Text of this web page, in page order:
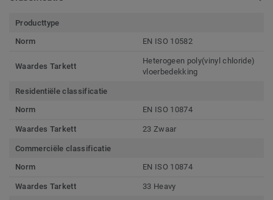
Producttype
Norm
EN ISO 10582
Waardes Tarkett
Heterogeen poly(vinyl chloride)
vloerbedekking
Residentiële classificatie
Norm
EN ISO 10874
Waardes Tarkett 23 Zwaar
Commerciële classificatie
Norm
EN ISO 10874
Waardes Tarkett 33 Heavy